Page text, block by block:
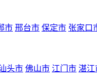
市 邢台市 保定市 张家口
头市 佛山市 江门市 湛江